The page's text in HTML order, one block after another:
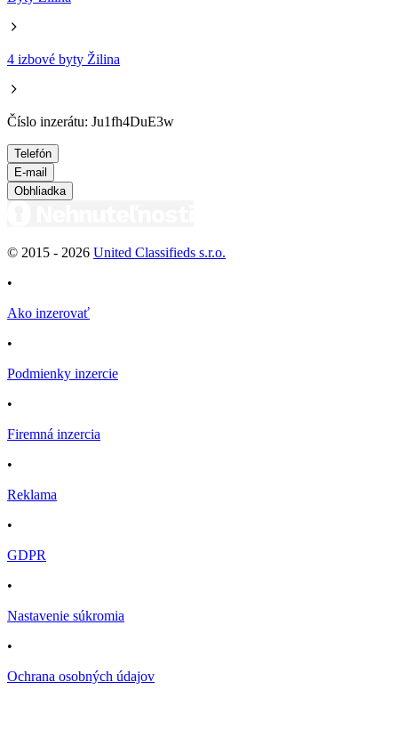
4 izbové byty Žilina
Číslo inzerátu: Ju1fh4DuE3w
Telefón
E-mail
Obhliadka
© 2015 - 2026 United Classifieds s.r.o.
•
Ako inzerovať
•
Podmienky inzercie
•
Firemná inzercia
•
Reklama
•
GDPR
•
Nastavenie súkromia
•
Ochrana osobných údajov